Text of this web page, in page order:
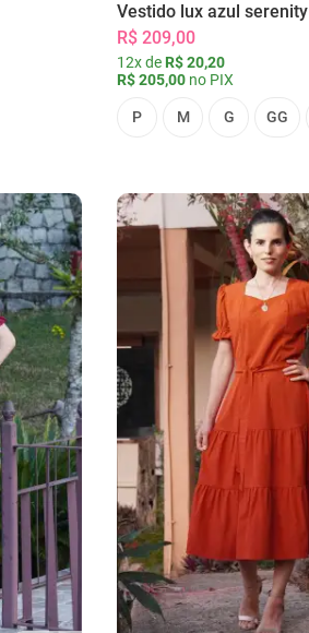
Vestido lux azul serenity
R$ 209,00
12x de R$ 20,20
R$ 205,00 no PIX
P M G GG